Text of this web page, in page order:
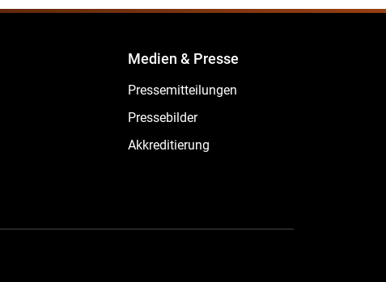
Medien & Presse
Pressemitteilungen
Pressebilder
Akkreditierung